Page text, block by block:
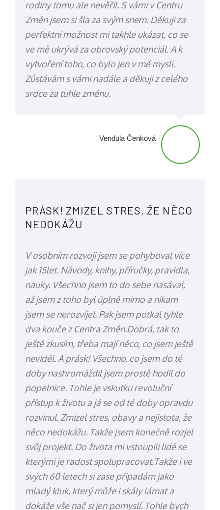
rodiny tomu ale nevěřil. S vámi v Centru
Změn jsem si šla za svým snem. Děkuji za
perfektní možnost mi takhle ukázat, co se
ve mě ukrývá za obrovský potenciál. A k
vytvoření toho, co bylo jen v mé mysli.
Zůstávám s vámi nadále a děkuji z celého
srdce za tuhle změnu.
Vendula Čenková
PRÁSK! ZMIZEL STRES, ŽE NĚCO
NEDOKÁŽU
V osobním rozvoji jsem se pohyboval více
jak 15let. Návody, knihy, příručky, pravidla,
nauky. Všechno jsem to do sebe nasával,
až jsem z toho byl úplně mimo a nikam
jsem se nerozvíjel. Pak jsem potkal tyhle
dva kouče z Centra Změn.Dobrá, tak to
ještě zkusím, třeba mají něco, co jsem ještě
neviděl. A prásk! Všechno, co jsem do té
doby nashromáždil jsem prostě hodil do
popelnice. Tohle je vskutku revoluční
přístup k životu a já se od té doby opravdu
rozvinul. Zmizel stres, obavy a nejistota, že
něco nedokážu. Takže jsem konečně rozjel
svůj projekt. Do života mi vstoupili lidé se
kterými je radost spolupracovat.Takže i ve
svých 60 letech si zase připadám jako
mladý kluk, který může i skály lámat a
dokáže vše nač si jen pomyslí. Tohle bych